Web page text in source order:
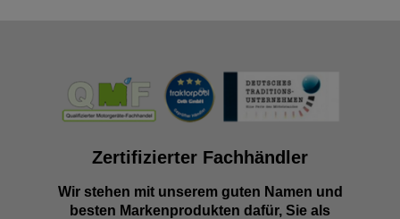
Zertifizierter Fachhändler
Wir stehen mit unserem guten Namen und
besten Markenprodukten dafür, Sie als